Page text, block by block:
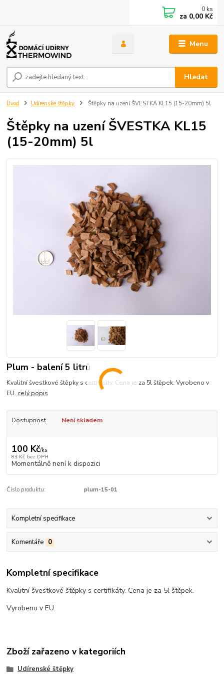
Menu
Hledat
0 ks
za 0,00 Kč
Úvod Udírenské štěpky Štěpky na uzení ŠVESTKA KL15 (15-20mm) 5l
Štěpky na uzení ŠVESTKA KL15
(15-20mm) 5l
Plum - balení 5 litrů
Kvalitní švestkové štěpky s certifikáty. Cena je za 5l štěpek. Vyrobeno v
EU. celý popis
Dostupnost Není skladem
100 Kč/ks
83 Kč bez DPH
Momentálně není k dispozici
Číslo produktu: plum-15-01
Kompletní specifikace
Komentáře 0
Kompletní specifikace
Kvalitní švestkové štěpky s certifikáty. Cena je za 5l štěpek.
Vyrobeno v EU.
Zboží zařazeno v kategoriích
Udírenské štěpky